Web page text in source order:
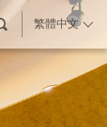
繁體中文